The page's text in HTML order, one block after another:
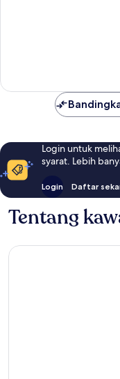
Login untuk
syarat. Lebih
Login Daftar
Tentang